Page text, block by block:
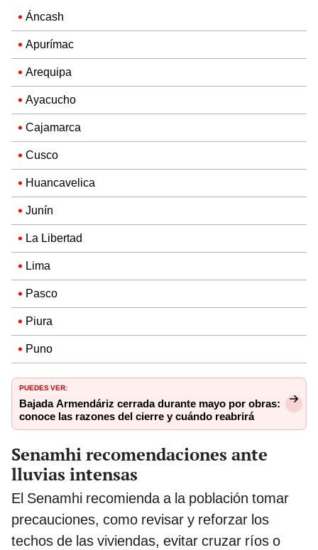
Áncash
Apurímac
Arequipa
Ayacucho
Cajamarca
Cusco
Huancavelica
Junín
La Libertad
Lima
Pasco
Piura
Puno
PUEDES VER:
Bajada Armendáriz cerrada durante mayo por obras:
conoce las razones del cierre y cuándo reabrirá
Senamhi recomendaciones ante
lluvias intensas
El Senamhi recomienda a la población tomar
precauciones, como revisar y reforzar los
techos de las viviendas, evitar cruzar ríos o